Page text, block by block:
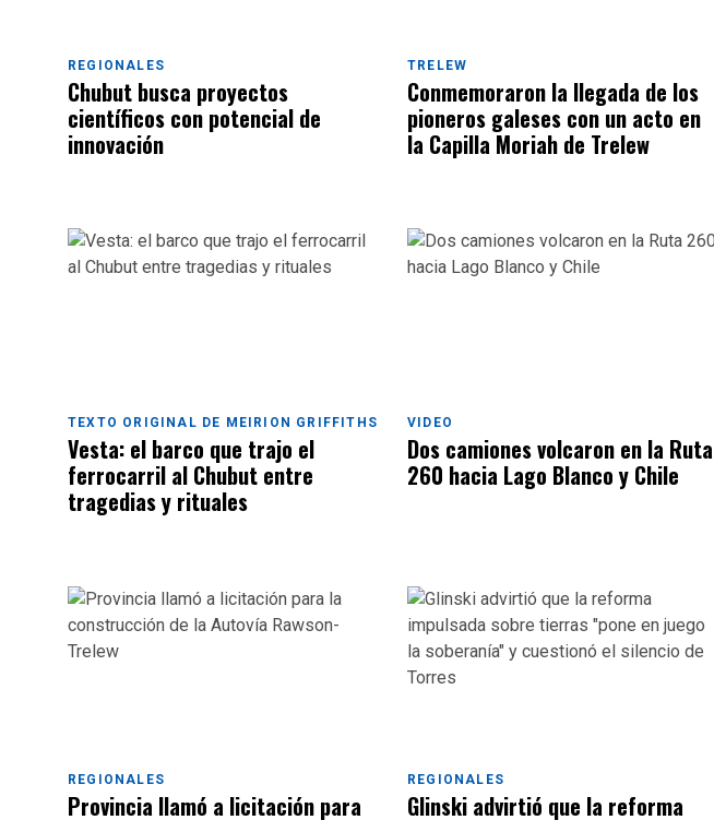
REGIONALES
Chubut busca proyectos
científicos con potencial de
innovación
TRELEW
Conmemoraron la llegada de los
pioneros galeses con un acto en
la Capilla Moriah de Trelew
TEXTO ORIGINAL DE MEIRION GRIFFITHS
Vesta: el barco que trajo el
ferrocarril al Chubut entre
tragedias y rituales
VIDEO
Dos camiones volcaron en la Ruta
260 hacia Lago Blanco y Chile
REGIONALES
Provincia llamó a licitación para
REGIONALES
Glinski advirtió que la reforma